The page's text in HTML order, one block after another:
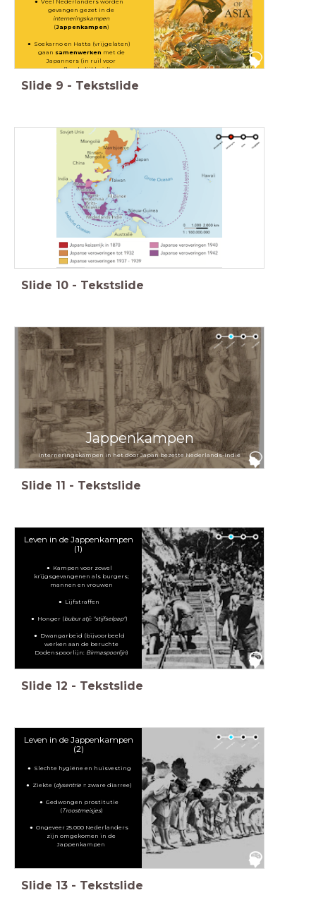
Veel Nederlanders worden
gevangen gezet in de
interneringskampen
(Jappenkampen)
Soekarno en Hatta (vrijgelaten)
gaan samenwerken met de
Japanners (in ruil voor
onafhankelijkheid)
Slide 9 - Tekstslide
Slide 10 - Tekstslide
Jappenkampen
Interneringskampen in het door Japan bezette Nederlands-Indië
Slide 11 - Tekstslide
Leven in de Jappenkampen
(1)
Kampen voor zowel
krijgsgevangenen als burgers;
mannen en vrouwen
Lijfstraffen
Honger (bubur atji: "stijfselpap")
Dwangarbeid (bijvoorbeeld
werken aan de beruchte
Dodenspoorlijn: Birmaspoorlijn)
Slide 12 - Tekstslide
Leven in de Jappenkampen
(2)
Slechte hygiëne en huisvesting
Ziekte (dysentrie = zware diarree)
Gedwongen prostitutie
(Troostmeisjes)
Ongeveer 25.000 Nederlanders
zijn omgekomen in de
Jappenkampen
Slide 13 - Tekstslide